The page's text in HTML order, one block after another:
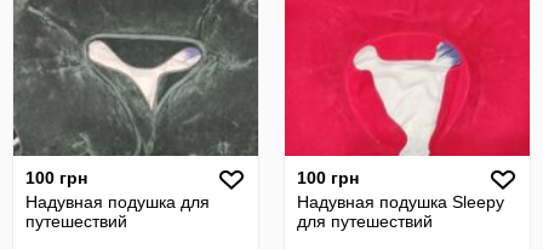
100 грн
Надувная подушка для
путешествий
100 грн
Надувная подушка Sleepy
для путешествий